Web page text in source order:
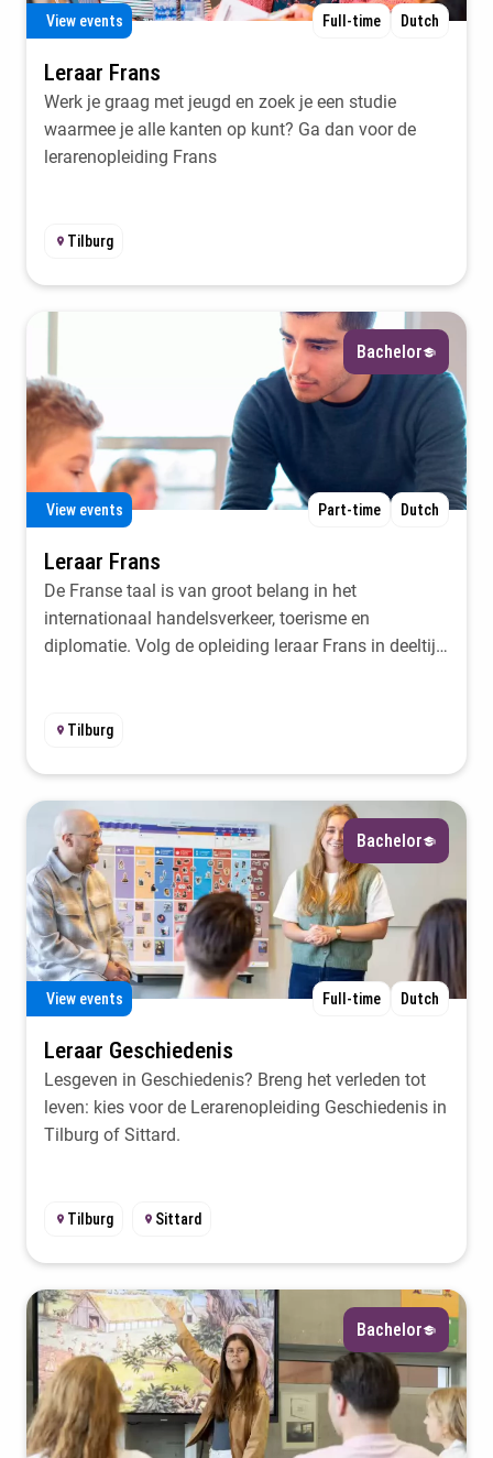
View events Full-time Dutch
Leraar Frans
Werk je graag met jeugd en zoek je een studie
waarmee je alle kanten op kunt? Ga dan voor de
lerarenopleiding Frans
Tilburg
Bachelor
View events Part-time Dutch
Leraar Frans
De Franse taal is van groot belang in het
internationaal handelsverkeer, toerisme en
diplomatie. Volg de opleiding leraar Frans in deeltijd
Tilburg
Bachelor
View events Full-time Dutch
Leraar Geschiedenis
Lesgeven in Geschiedenis? Breng het verleden tot
leven: kies voor de Lerarenopleiding Geschiedenis in
Tilburg of Sittard.
Tilburg Sittard
Bachelor